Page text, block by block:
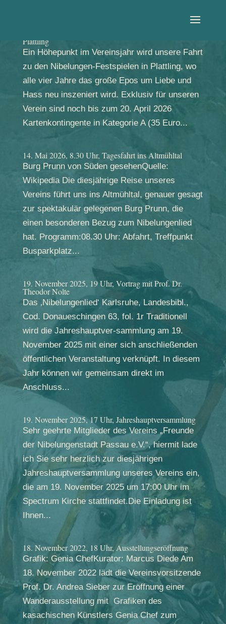
Plattling
Ein Höhepunkt im Vereinsjahr wird unsere Fahrt
zu den Nibelungen-Festspielen in Plattling, wo
alle vier Jahre das große Epos um Liebe und
Hass neu inszeniert wird. Exklusiv für unseren
Verein sind noch bis zum 20. April 2026
Kartenkontingente in Kategorie A (35 Euro...
14. Mai 2026, 8.30 Uhr, Tagesfahrt ins Altmühltal
Burg Prunn von Süden gesehenQuelle:
Wikipedia Die diesjährige Reise unseres
Vereins führt uns ins Altmühltal, genauer gesagt
zur spektakulär gelegenen Burg Prunn, die
einen besonderen Bezug zum Nibelungenlied
hat. Programm:08.30 Uhr: Abfahrt, Treffpunkt
Busparkplatz...
19. November 2025, 19 Uhr, Vortrag mit Prof. Dr.
Theodor Nolte
Das ‚Nibelungenlied‘ Karlsruhe, Landesbibl.,
Cod. Donaueschingen 63, fol. 1r Traditionell
wird die Jahreshauptver-sammlung am 19.
November 2025 mit einer sich anschließenden
öffentlichen Veranstaltung verknüpft. In diesem
Jahr können wir gemeinsam direkt im
Anschluss...
19. November 2025, 17 Uhr, Jahreshauptversammlung
Sehr geehrte Mitglieder des Vereins „Freunde
der Nibelungenstadt Passau e.V.“, hiermit lade
ich Sie sehr herzlich zur diesjährigen
Jahreshauptversammlung unseres Vereins ein,
die am 19. November 2025 um 17:00 Uhr im
Spectrum Kirche stattfindet.Die Einladung ist
Ihnen...
18. November 2022, 18 Uhr, Ausstellungseröffnung
Grafik: Genia ChefKurator: Marcus Diede Am
18. November 2022 lädt die Vereinsvorsitzende
Prof. Dr. Andrea Sieber zur Eröffnung einer
Wanderausstellung mit Grafiken des
kasachischen Künstlers Genia Chef zum